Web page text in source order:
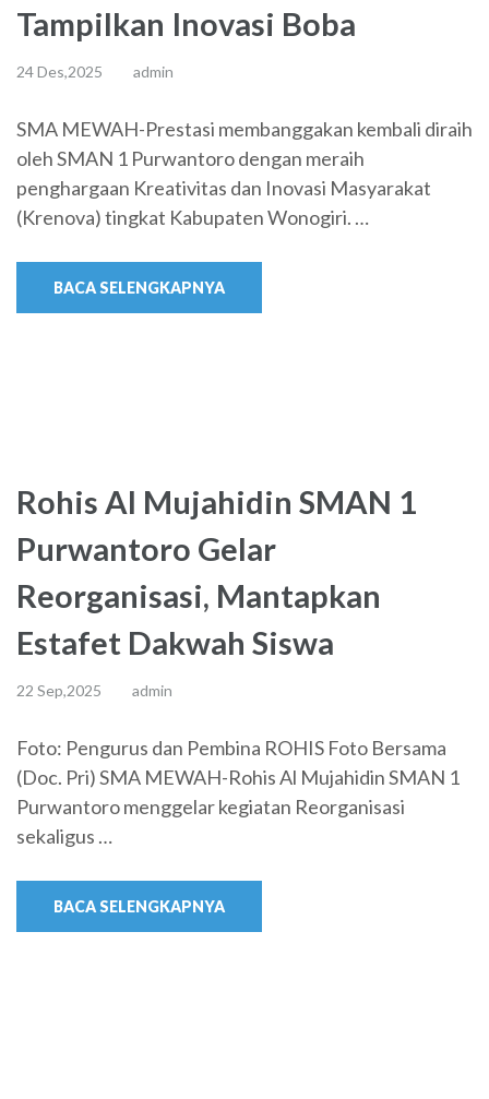
Tampilkan Inovasi Boba
24 Des,2025 admin
SMA MEWAH-Prestasi membanggakan kembali diraih
oleh SMAN 1 Purwantoro dengan meraih
penghargaan Kreativitas dan Inovasi Masyarakat
(Krenova) tingkat Kabupaten Wonogiri. …
BACA SELENGKAPNYA
Rohis Al Mujahidin SMAN 1
Purwantoro Gelar
Reorganisasi, Mantapkan
Estafet Dakwah Siswa
22 Sep,2025 admin
Foto: Pengurus dan Pembina ROHIS Foto Bersama
(Doc. Pri) SMA MEWAH-Rohis Al Mujahidin SMAN 1
Purwantoro menggelar kegiatan Reorganisasi
sekaligus …
BACA SELENGKAPNYA